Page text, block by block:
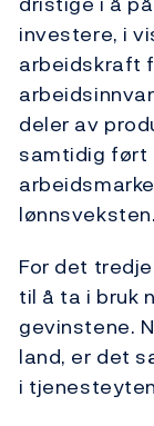
investere, i
arbeidskraft
deler av
samtidig ført
lønnsveksten.
For det
til å ta i bruk
gevinstene.
land, er det
i